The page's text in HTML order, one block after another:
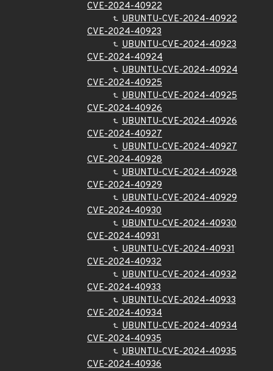
CVE-2024-40922
UBUNTU-CVE-2024-40922
CVE-2024-40923
UBUNTU-CVE-2024-40923
CVE-2024-40924
UBUNTU-CVE-2024-40924
CVE-2024-40925
UBUNTU-CVE-2024-40925
CVE-2024-40926
UBUNTU-CVE-2024-40926
CVE-2024-40927
UBUNTU-CVE-2024-40927
CVE-2024-40928
UBUNTU-CVE-2024-40928
CVE-2024-40929
UBUNTU-CVE-2024-40929
CVE-2024-40930
UBUNTU-CVE-2024-40930
CVE-2024-40931
UBUNTU-CVE-2024-40931
CVE-2024-40932
UBUNTU-CVE-2024-40932
CVE-2024-40933
UBUNTU-CVE-2024-40933
CVE-2024-40934
UBUNTU-CVE-2024-40934
CVE-2024-40935
UBUNTU-CVE-2024-40935
CVE-2024-40936